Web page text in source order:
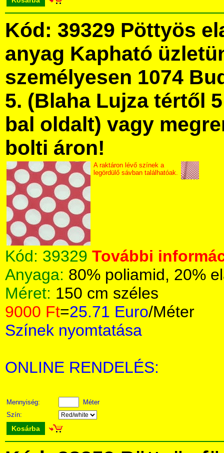
Kód: 39329 Pöttyös
anyag Kapható
személyesen 1074
5. (Blaha Lujza tértől
bal oldalt) vagy
bolti áron!
A raktáron lévő színek a
legördülő sávban találhatóak.
Kód: 39329 További
Anyaga: 80% poliamid, 20%
Méret: 150 cm széles
9000 Ft=25.71 Euro/Méter
Színek nyomtatása
ONLINE RENDELÉS:
Mennyiség:
Méter
Szín:
Kosárba